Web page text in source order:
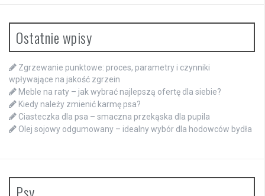
Ostatnie wpisy
Zgrzewanie punktowe: proces, parametry i czynniki
wpływające na jakość zgrzein
Meble na raty – jak wybrać najlepszą ofertę dla siebie?
Kiedy należy zmienić karmę psa?
Ciasteczka dla psa – smaczna przekąska dla pupila
Olej sojowy odgumowany – idealny wybór dla hodowców bydła